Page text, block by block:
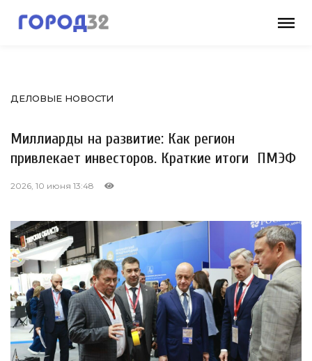
ДЕЛОВЫЕ НОВОСТИ
Миллиарды на развитие: Как регион
привлекает инвесторов. Краткие итоги ПМЭФ
2026, 10 июня 13:48